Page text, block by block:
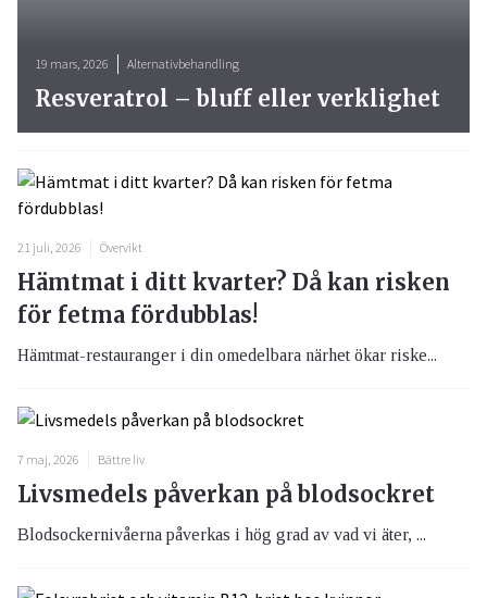
21 juli, 2026 Övervikt
Hämtmat i ditt kvarter? Då kan risken
för fetma fördubblas!
Hämtmat-restauranger i din omedelbara närhet ökar riske...
7 maj, 2026 Bättre liv
Livsmedels påverkan på blodsockret
Blodsockernivåerna påverkas i hög grad av vad vi äter, ...
19 mars, 2026 Alternativbehandling
Resveratrol – bluff eller verklighet